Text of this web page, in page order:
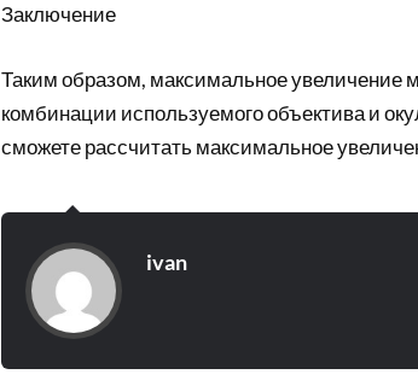
Заключение
Таким образом, максимальное увеличение
комбинации используемого объектива и
сможете рассчитать максимальное
ivan